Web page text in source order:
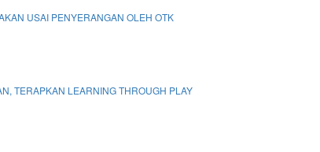
USAI PENYERANGAN OLEH OTK
TERAPKAN LEARNING THROUGH PLAY